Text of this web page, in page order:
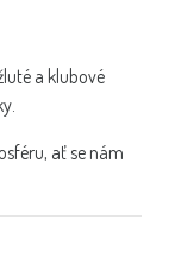
a klubové
ať se nám